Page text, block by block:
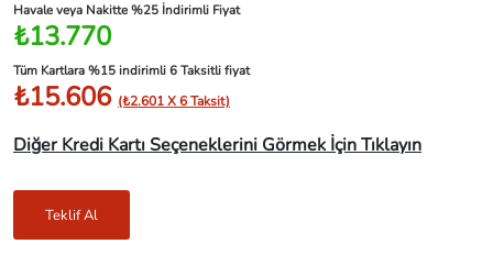
Havale veya Nakitte %25 İndirimli Fiyat
₺13.770
Tüm Kartlara %15 indirimli 6 Taksitli fiyat
₺15.606 (₺2.601 X 6 Taksit)
Diğer Kredi Kartı Seçeneklerini Görmek İçin Tıklayın
Teklif Al